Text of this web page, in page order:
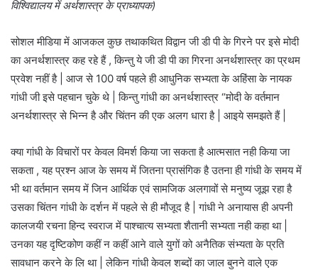
विश्विद्यालय में अर्थशास्त्र के प्राध्यापक)
सोशल मीडिया में आजकल कुछ तथाकथित विद्वान जी डी पी के गिरने पर इसे मोदी
का अनर्थशास्त्र कह रहे हैं , किन्तु ये जी डी पी का गिरना अनर्थशास्त्र का प्रथम
प्रवेश नहीं है | आज से 100 वर्ष पहले ही आधुनिक सभ्यता के अहिंसा के नायक
गांधी जी इसे पहचान चुके थे | किन्तु गांधी का अनर्थशास्त्र “मोदी के वर्तमान
अनर्थशास्त्र से भिन्न है और चिंतन की एक अलग धारा है | आइये समझते हैं |
क्या गांधी के विचारों पर केवल विमर्श किया जा सकता है आत्मसात नही किया जा
सकता , यह प्रश्न आज के समय में जितना प्रासंगिक है उतना ही गांधी के समय में
भी था वर्तमान समय में जिन आर्थिक एवं सामजिक अलगावों से मनुष्य जूझ रहा है
उसका चिंतन गांधी के दर्शन में पहले से ही मौजूद है | गांधी ने अनायास ही अपनी
कालजयी रचना हिन्द स्वराज में पाश्चात्य सभ्यता शैतानी सभ्यता नही कहा था |
उनका यह दृष्टिकोण कहीं न कहीं आने वाले युगों को अनैतिक संभ्यता के प्रति
सावधान करने के लि था | लेकिन गांधी केवल शब्दों का जाल बुनने वाले एक